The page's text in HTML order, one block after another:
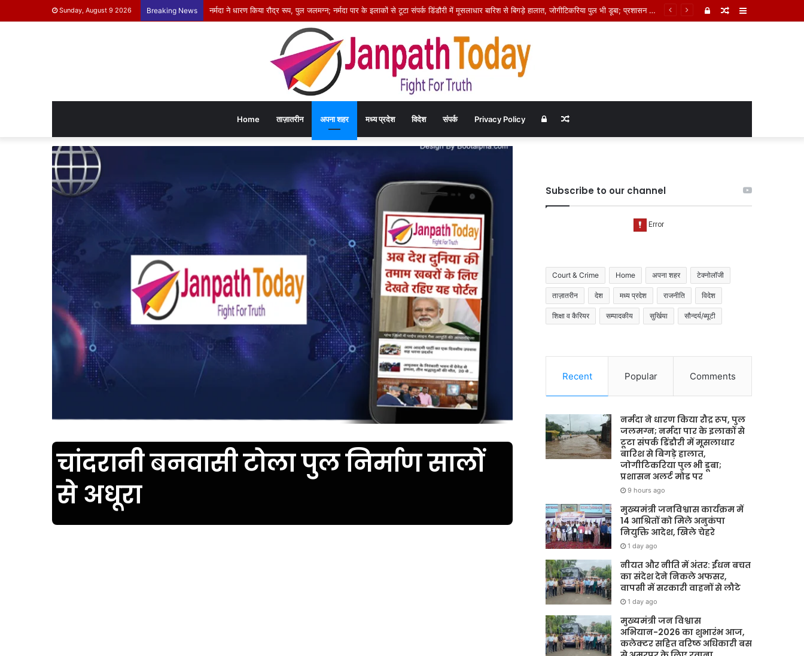
Sunday, August 9 2026 Breaking News मुख्यमंत्री जनविश्वास कार्यक्रम में 14 आश्रितों को मिले अनुकंपा नियुक्ति आदेश, खिले चेहरे Random
Log
Home ताज़ातरीन अपना शहर मध्य प्रदेश विदेश संपर्क Privacy Policy Random
Log
चांदरानी बनवासी टोला पुल निर्माण सालों
से अधूरा
Subscribe to our channel
Court & Crime Home अपना शहर टेक्नोलॉजी
ताज़ातरीन देश मध्य प्रदेश राजनीति विदेश
शिक्षा व कैरियर सम्पादकीय सुर्खिया सौन्दर्य/ब्यूटी
Recent Popular Comments
नर्मदा ने धारण किया रौद्र रूप, पुल
जलमग्न; नर्मदा पार के इलाकों से
टूटा संपर्क डिंडौरी में मूसलाधार
बारिश से बिगड़े हालात,
जोगीटिकरिया पुल भी डूबा;
प्रशासन अलर्ट मोड पर
9 hours ago
मुख्यमंत्री जनविश्वास कार्यक्रम में
14 आश्रितों को मिले अनुकंपा
नियुक्ति आदेश, खिले चेहरे
1 day ago
नीयत और नीति में अंतर: ईंधन बचत
का संदेश देने निकले अफसर,
वापसी में सरकारी वाहनों से लौटे
1 day ago
मुख्यमंत्री जन विश्वास
अभियान-2026 का शुभारंभ आज,
कलेक्टर सहित वरिष्ठ अधिकारी बस